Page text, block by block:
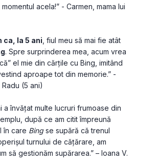
acela!” - Carmen, mama lui
ca, la 5 ani , fiul meu să mai fie atât
. Spre surprinderea mea, acum vrea
el mie din cărțile cu Bing, imitând
aproape tot din memorie.” -
(5 ani)
a învățat multe lucruri frumoase din
după ce am citit împreună
în care Bing se supără că trenul
turnului de cățărare, am
să gestionăm supărarea.” – Ioana V.